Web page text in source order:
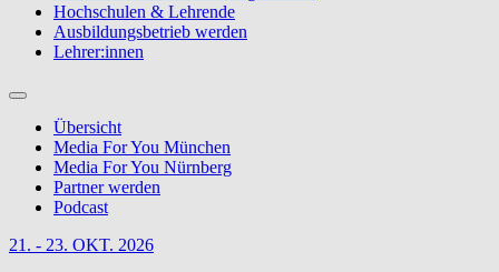
Hochschulen & Lehrende
Ausbildungsbetrieb werden
Lehrer:innen
Übersicht
Media For You München
Media For You Nürnberg
Partner werden
Podcast
21. - 23. OKT. 2026